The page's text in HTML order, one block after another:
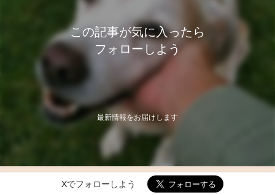
この記事が気に入ったら
フォローしよう
最新情報をお届けします
Xでフォローしよう